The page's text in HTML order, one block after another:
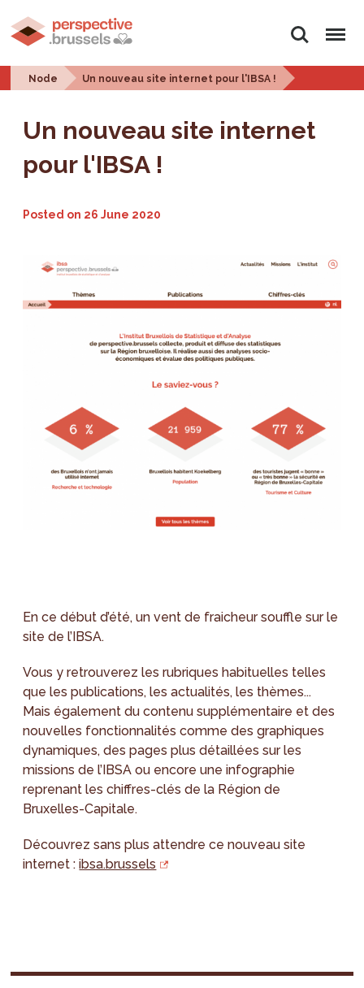
Search Menu
Node Un nouveau site internet pour l'IBSA !
Un nouveau site internet
pour l'IBSA !
Posted on 26 June 2020
En ce début d’été, un vent de fraicheur souffle sur le
site de l’IBSA.
Vous y retrouverez les rubriques habituelles telles
que les publications, les actualités, les thèmes...
Mais également du contenu supplémentaire et des
nouvelles fonctionnalités comme des graphiques
dynamiques, des pages plus détaillées sur les
missions de l’IBSA ou encore une infographie
reprenant les chiffres-clés de la Région de
Bruxelles-Capitale.
Découvrez sans plus attendre ce nouveau site
internet :ibsa.brussels